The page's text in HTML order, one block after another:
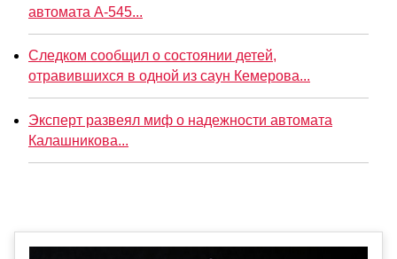
автомата А-545...
Следком сообщил о состоянии детей,
отравившихся в одной из саун Кемерова...
Эксперт развеял миф о надежности автомата
Калашникова...